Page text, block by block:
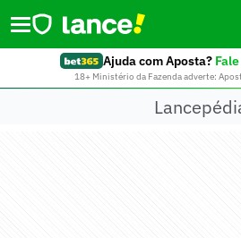
Ajuda com Aposta?
18+ Ministério da Fazenda adverte: